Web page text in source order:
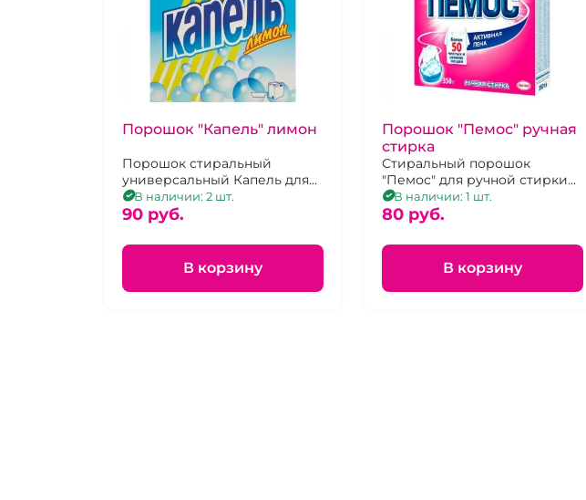
Порошок "Капель" лимон
Порошок стиральный
универсальный Капель для
цветного и белого белья 400
г
В наличии: 2 шт.
90 pуб.
В корзину
Порошок "Пемос" ручная
стирка
Стиральный порошок
"Пемос" для ручной стирки
отлично
отстирываетразличные
загрязнения.
В наличии: 1 шт.
80 pуб.
В корзину